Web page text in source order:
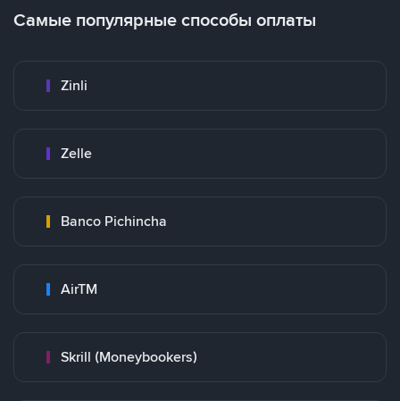
Самые популярные способы оплаты
Zinli
Zelle
Banco Pichincha
AirTM
Skrill (Moneybookers)